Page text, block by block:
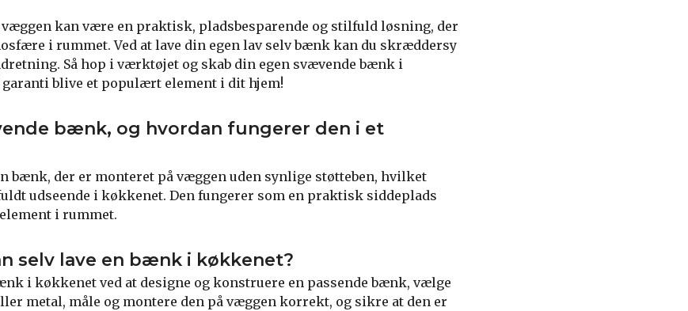
kan være en praktisk, pladsbesparende og stilfuld løsning, der
i rummet. Ved at lave din egen lav selv bænk kan du skræddersy
Så hop i værktøjet og skab din egen svævende bænk i
blive et populært element i dit hjem!
bænk, og hvordan fungerer den i et
bænk, der er monteret på væggen uden synlige støtteben, hvilket
udseende i køkkenet. Den fungerer som en praktisk siddeplads
i rummet.
selv lave en bænk i køkkenet?
i køkkenet ved at designe og konstruere en passende bænk, vælge
metal, måle og montere den på væggen korrekt, og sikre at den er